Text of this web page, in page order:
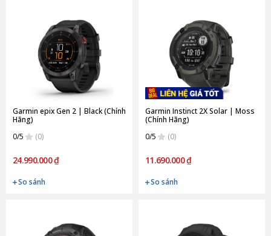
Garmin epix Gen 2 | Black (Chính
Hãng)
0/5
(0)
24.990.000 ₫
So sánh
Garmin Instinct 2X Solar | Moss
(Chính Hãng)
0/5
(0)
11.690.000 ₫
So sánh